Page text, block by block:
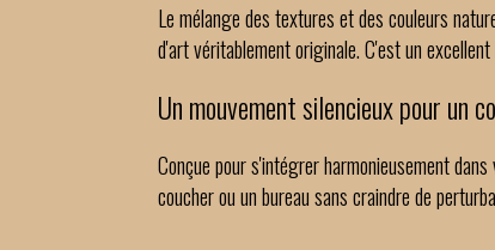
Le mélange des textures et des couleurs
d'art véritablement originale. C'est un
Un mouvement silencieux pour un
Conçue pour s'intégrer harmonieusement
coucher ou un bureau sans craindre de